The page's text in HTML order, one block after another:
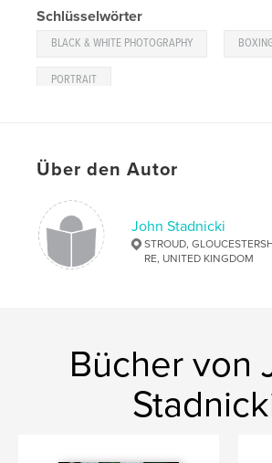
Schlüsselwörter
BLACK & WHITE PHOTOGRAPHY
PORTRAIT
Über den Autor
John Stadnicki
STROUD,
RE, UNITED KINGDOM
Bücher von